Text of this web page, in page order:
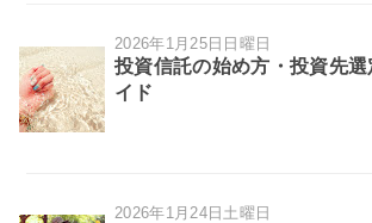
2026年1月25日日曜日
投資信託の始め方・投資先
イド
2026年1月24日土曜日